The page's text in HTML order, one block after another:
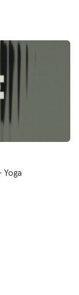
Yoga